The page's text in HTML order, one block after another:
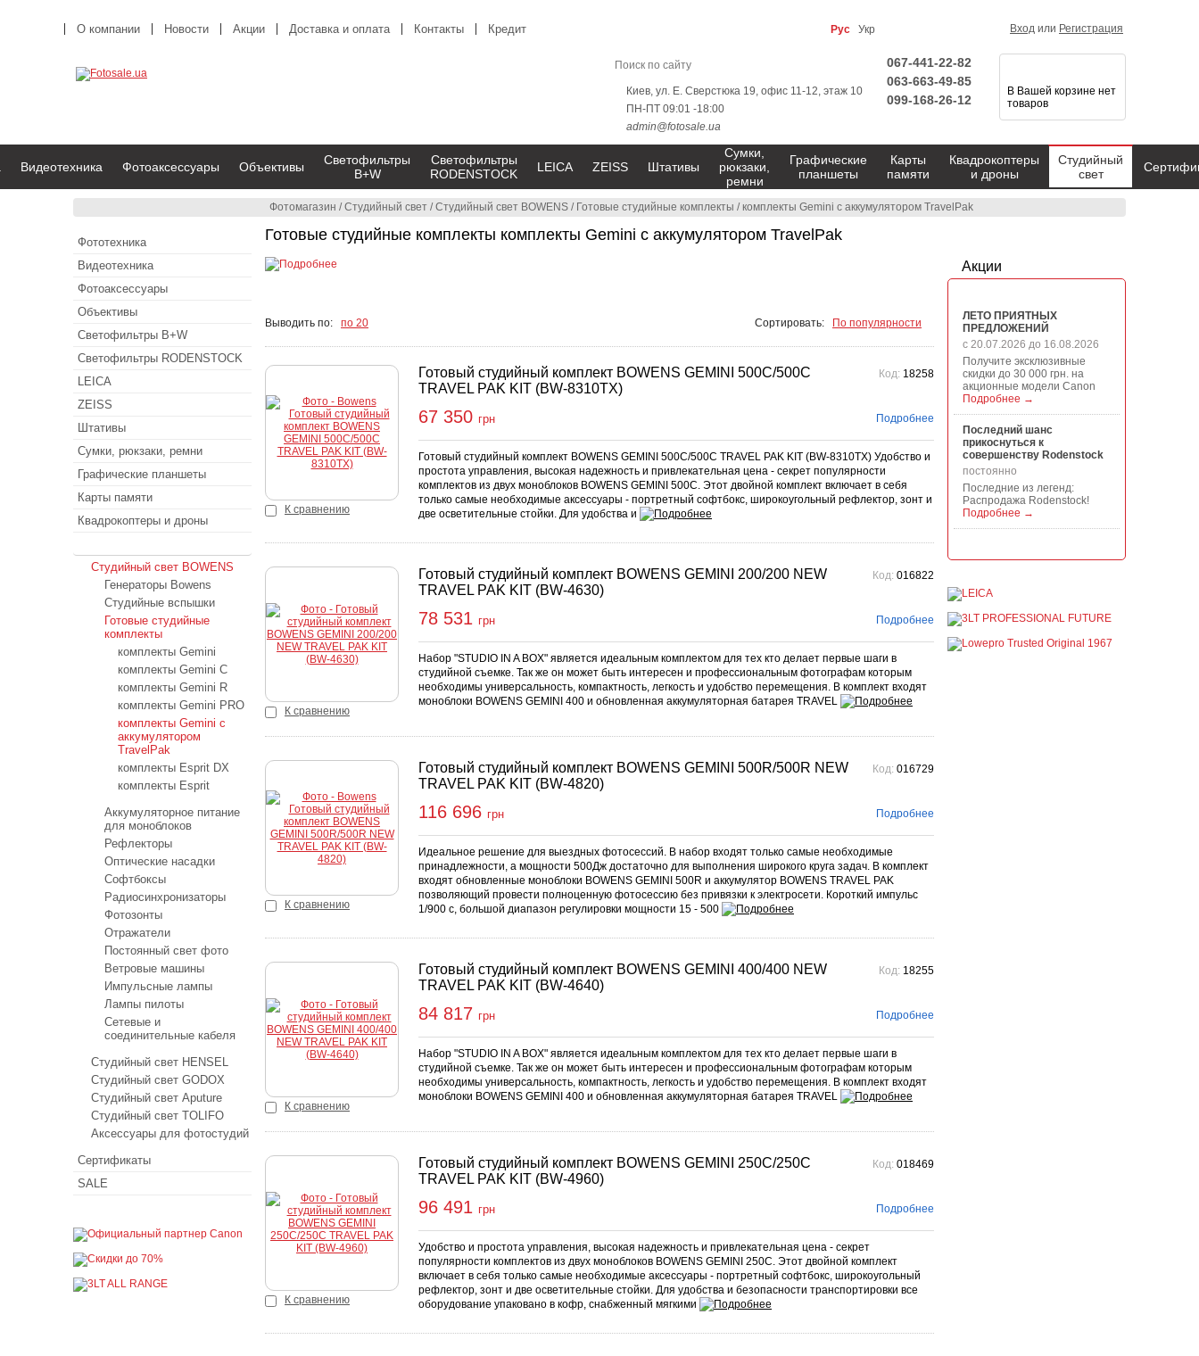
Фотомагазин /Студийный свет /Студийный свет BOWENS / Готовые студийные комплекты /комплекты Gemini с аккумулятором TravelPak
Готовые студийные комплекты комплекты Gemini с аккумулятором TravelPak
Выводить по: по 20 Сортировать: По популярности
К сравнению
Готовый студийный комплект BOWENS GEMINI 500C/500C
TRAVEL PAK KIT (BW-8310TX)
Код: 18258
67 350 грн
Купить Подробнее
Готовый студийный комплект BOWENS GEMINI 500C/500C TRAVEL PAK KIT (BW-8310TX) Удобство и
простота управления, высокая надежность и привлекательная цена - секрет популярности
комплектов из двух моноблоков BOWENS GEMINI 500C. Этот двойной комплект включает в себя
только самые необходимые аксессуары - портретный софтбокс, широкоугольный рефлектор, зонт и
две осветительные стойки. Для удобства и
К сравнению
Готовый студийный комплект BOWENS GEMINI 200/200 NEW
TRAVEL PAK KIT (BW-4630)
Код: 016822
78 531 грн
Купить Подробнее
Набор "STUDIO IN A BOX" является идеальным комплектом для тех кто делает первые шаги в
студийной съемке. Так же он может быть интересен и профессиональным фотографам которым
необходимы универсальность, компактность, легкость и удобство перемещения. В комплект входят
моноблоки BOWENS GEMINI 400 и обновленная аккумуляторная батарея TRAVEL
К сравнению
Готовый студийный комплект BOWENS GEMINI 500R/500R NEW
TRAVEL PAK KIT (BW-4820)
Код: 016729
116 696 грн
Купить Подробнее
Идеальное решение для выездных фотосессий. В набор входят только самые необходимые
принадлежности, а мощности 500Дж достаточно для выполнения широкого круга задач. В комплект
входят обновленные моноблоки BOWENS GEMINI 500R и аккумулятор BOWENS TRAVEL PAK
позволяющий провести полноценную фотосессию без привязки к электросети. Короткий импульс
1/900 с, большой диапазон регулировки мощности 15 - 500
К сравнению
Готовый студийный комплект BOWENS GEMINI 400/400 NEW
TRAVEL PAK KIT (BW-4640)
Код: 18255
84 817 грн
Купить Подробнее
Набор "STUDIO IN A BOX" является идеальным комплектом для тех кто делает первые шаги в
студийной съемке. Так же он может быть интересен и профессиональным фотографам которым
необходимы универсальность, компактность, легкость и удобство перемещения. В комплект входят
моноблоки BOWENS GEMINI 400 и обновленная аккумуляторная батарея TRAVEL
К сравнению
Готовый студийный комплект BOWENS GEMINI 250C/250C
TRAVEL PAK KIT (BW-4960)
Код: 018469
96 491 грн
Купить Подробнее
Удобство и простота управления, высокая надежность и привлекательная цена - секрет
популярности комплектов из двух моноблоков BOWENS GEMINI 250C. Этот двойной комплект
включает в себя только самые необходимые аксессуары - портретный софтбокс, широкоугольный
рефлектор, зонт и две осветительные стойки. Для удобства и безопасности транспортировки все
оборудование упаковано в кофр, снабженный мягкими
Акции
ЛЕТО ПРИЯТНЫХ
ПРЕДЛОЖЕНИЙ
с 20.07.2026 до 16.08.2026
Получите эксклюзивные
скидки до 30 000 грн. на
акционные модели Canon
Подробнее →
Последний шанс
прикоснуться к
совершенству Rodenstock
постоянно
Последние из легенд:
Распродажа Rodenstock!
Подробнее →
Manfrotto, National
продукции Manfrotto, National
гарантиров...
Подробнее →
О компании Новости Акции Доставка и оплата Контакты Кредит Рус Укр Вход или Регистрация
Киев, ул. Е. Сверстюка 19, офис 11-12, этаж 10
ПН-ПТ 09:01 -18:00
admin@fotosale.ua
067-441-22-82
063-663-49-85
099-168-26-12
В Вашей корзине нет
товаров
Видеотехника Фотоаксессуары Объективы
Светофильтры
B+W
Светофильтры
RODENSTOCK
LEICA ZEISS Штативы
Сумки,
рюкзаки,
ремни
Графические
планшеты
Карты
памяти
Квадрокоптеры
и дроны
Студийный
свет
Фототехника
Видеотехника
Фотоаксессуары
Объективы
Светофильтры B+W
Светофильтры RODENSTOCK
LEICA
ZEISS
Штативы
Сумки, рюкзаки, ремни
Графические планшеты
Карты памяти
Квадрокоптеры и дроны
Студийный свет BOWENS
Генераторы Bowens
Студийные вспышки
Готовые студийные
комплекты
комплекты Gemini
комплекты Gemini C
комплекты Gemini R
комплекты Gemini PRO
комплекты Gemini с
аккумулятором
TravelPak
комплекты Esprit DX
комплекты Esprit
Аккумуляторное питание
для моноблоков
Рефлекторы
Оптические насадки
Софтбоксы
Радиосинхронизаторы
Фотозонты
Отражатели
Постоянный свет фото
Ветровые машины
Импульсные лампы
Лампы пилоты
Сетевые и
соединительные кабеля
Студийный свет HENSEL
Студийный свет GODOX
Студийный свет Aputure
Студийный свет TOLIFO
Аксессуары для фотостудий
Сертификаты
SALE